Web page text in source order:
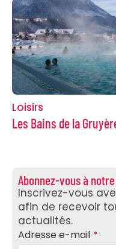
Loisirs
Les Bains de la
Abonnez-vous à
Inscrivez-vous
afin de recevoir
actualités.
Business
Email *
Adresse e-mail *